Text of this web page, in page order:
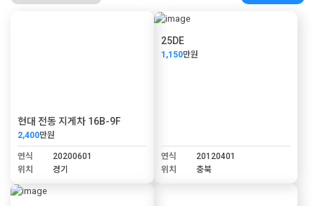
현대 전동 지게차 16B-9F
2,400만원
연식
20200601
위치
경기
25DE
1,150만원
연식
20120401
위치
충북